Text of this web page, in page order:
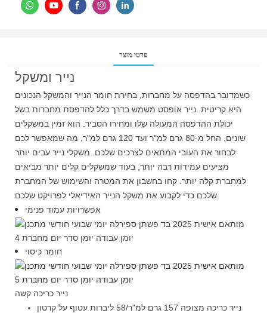
פרטי מוצר
נייר ומשקל
כשמדובר בהדפסה על מחברות, בחירת חומר הנייר והמשקל הנכונים
היא קריטית. נייר אופסט משמש בדרך כלל להדפסת מחברות בשל
יכולת ההדפסה המעולה שלו ומחירו הסביר. הוא זמין במשקלים
שונים, החל מ-80 גרם למ"ר ועד 120 גרם למ"ר, מה שמאפשר לכם
לבחור את העובי המתאים לצרכים שלכם. משקלי נייר עבים יותר
מציעים עמידות רבה יותר, בעוד שמשקלים קלים יותר מביאים
למחברת קלה יותר. קחו בחשבון את המטרה והשימוש של המחברת
אפשרויות עמוד פנימי
חומר כיסוי
נייר כריכה קשה
נייר כריכה מצופה 157 גרם למ"ר/58 ליברות עטוף על קרטון